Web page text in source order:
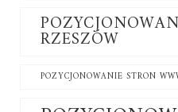
RZESZÓW
POZYCJONOWANIE STRON